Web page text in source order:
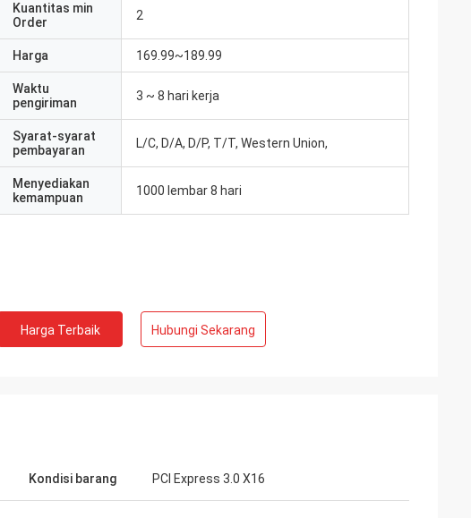
Kuantitas min
Order
2
Harga 169.99~189.99
Waktu
pengiriman
3 ~ 8 hari kerja
Syarat-syarat
pembayaran
L/C, D/A, D/P, T/T, Western Union,
Menyediakan
kemampuan
1000 lembar 8 hari
Harga Terbaik Hubungi Sekarang
Kondisi barang PCI Express 3.0 X16